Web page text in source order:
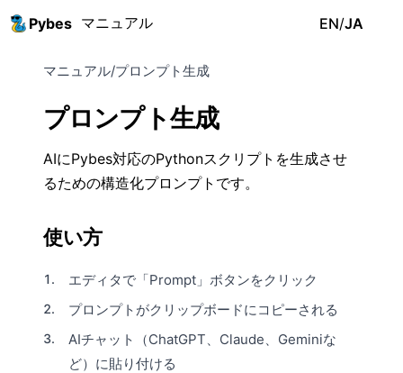
Pybes マニュアル EN/JA
マニュアル/プロンプト生成
プロンプト生成
AIにPybes対応のPythonスクリプトを生成させ
るための構造化プロンプトです。
使い方
エディタで「Prompt」ボタンをクリック
プロンプトがクリップボードにコピーされる
AIチャット（ChatGPT、Claude、Geminiな
ど）に貼り付ける